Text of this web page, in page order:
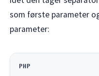
som første parameter
parameter:
PHP